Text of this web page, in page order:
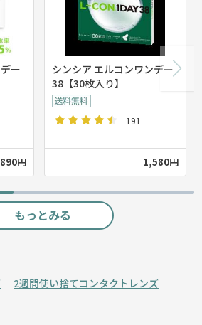
ー
円
シンシア エルコンワンデー
38【30枚入り】
191
1,580円
もっとみる
2週間使い捨てコンタクトレンズ